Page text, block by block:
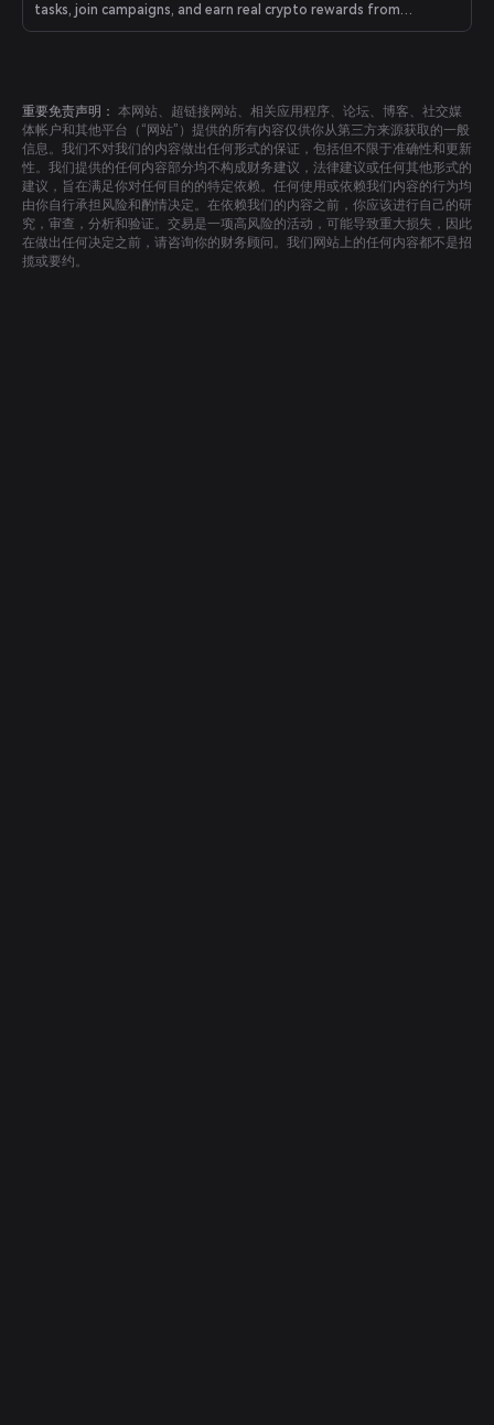
tasks, join campaigns, and earn real crypto rewards from
emerging blockchain projects.
重要免责声明： 本网站、超链接网站、相关应用程序、论坛、博客、社交媒
体帐户和其他平台（“网站”）提供的所有内容仅供你从第三方来源获取的一般
信息。我们不对我们的内容做出任何形式的保证，包括但不限于准确性和更新
性。我们提供的任何内容部分均不构成财务建议，法律建议或任何其他形式的
建议，旨在满足你对任何目的的特定依赖。任何使用或依赖我们内容的行为均
由你自行承担风险和酌情决定。在依赖我们的内容之前，你应该进行自己的研
究，审查，分析和验证。交易是一项高风险的活动，可能导致重大损失，因此
在做出任何决定之前，请咨询你的财务顾问。我们网站上的任何内容都不是招
揽或要约。